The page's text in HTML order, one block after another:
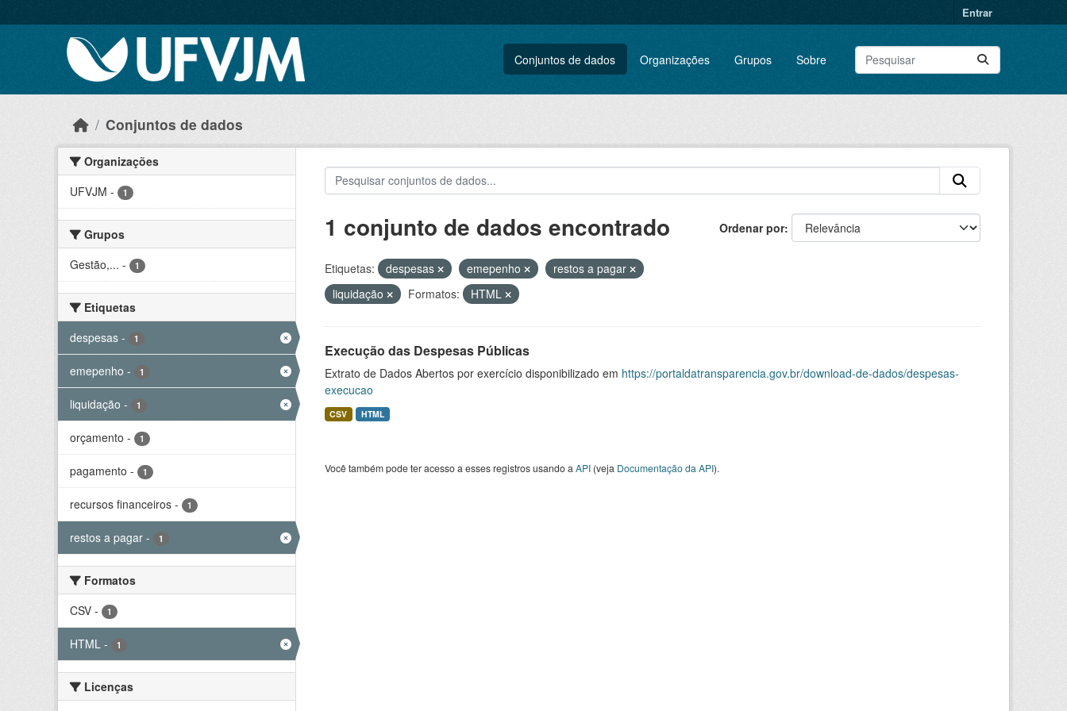
Entrar
Conjuntos de dados Organizações Grupos Sobre
Conjuntos de dados
Organizações
UFVJM - 1
Grupos
Gestão,... - 1
Etiquetas
despesas - 1
emepenho - 1
liquidação - 1
orçamento - 1
pagamento - 1
recursos financeiros - 1
restos a pagar - 1
Formatos
CSV - 1
HTML - 1
Licenças
Ordenar por
1 conjunto de dados encontrado
Etiquetas: despesas emepenho
restos a pagar
liquidação
Formatos: HTML
Execução das Despesas Públicas
Extrato de Dados Abertos por exercício disponibilizado em https://portaldatransparencia.gov.br/download-de-dados/despesas-
execucao
CSV HTML
Você também pode ter acesso a esses registros usando a API(veja Documentação da API).